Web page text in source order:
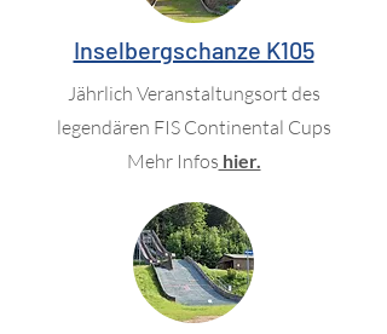
Inselbergschanze K105
Jährlich Veranstaltungsort des
legendären FIS Continental Cups
Mehr Infos hier.